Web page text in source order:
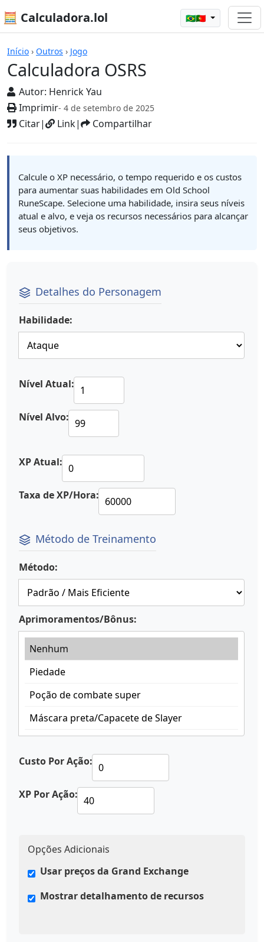
🧮 Calculadora.lol 🇧🇷🇵🇹
Início › Outros › Jogo
Calculadora OSRS
Autor: Henrick Yau
Imprimir- 4 de setembro de 2025
Citar| Link| Compartilhar
Calculadoras
Calcule o XP necessário, o tempo requerido e os custos
para aumentar suas habilidades em Old School
RuneScape. Selecione uma habilidade, insira seus níveis
atual e alvo, e veja os recursos necessários para alcançar
seus objetivos.
Detalhes do Personagem
Habilidade:
Nível Atual:
Nível Alvo:
XP Atual:
Taxa de XP/Hora:
Método de Treinamento
Método:
Aprimoramentos/Bônus:
Custo Por Ação:
XP Por Ação:
Opções Adicionais
Usar preços da Grand Exchange
Mostrar detalhamento de recursos